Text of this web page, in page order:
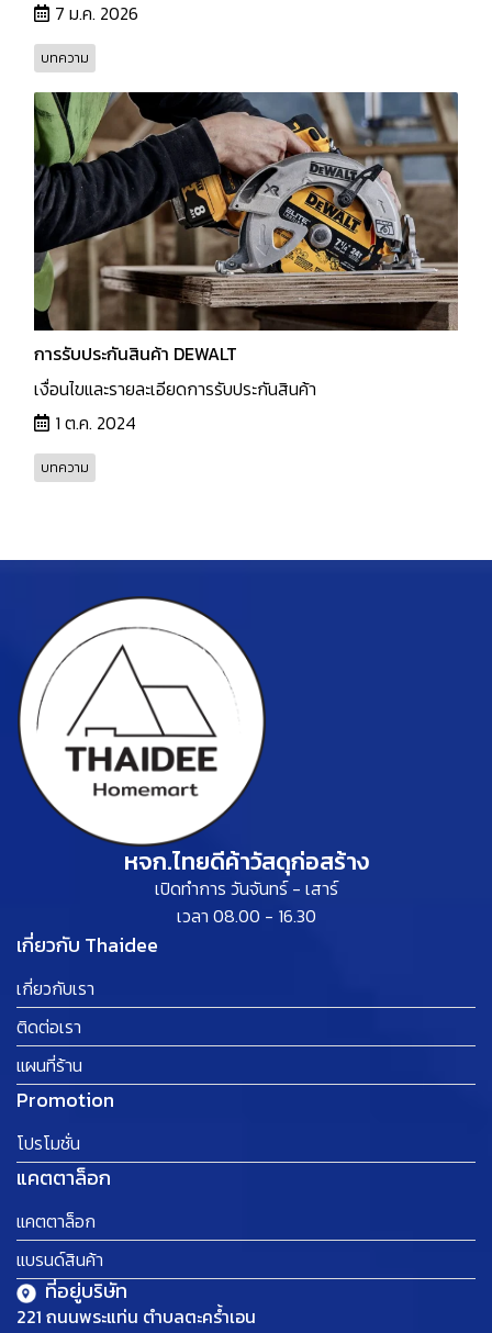
7 ม.ค. 2026
บทความ
การรับประกันสินค้า DEWALT
เงื่อนไขและรายละเอียดการรับประกันสินค้า
1 ต.ค. 2024
บทความ
หจก.ไทยดีค้าวัสดุก่อสร้าง
เปิดทำการ วันจันทร์ - เสาร์
เวลา 08.00 - 16.30
เกี่ยวกับ Thaidee
เกี่ยวกับเรา
ติดต่อเรา
แผนที่ร้าน
Promotion
โปรโมชั่น
แคตตาล็อก
แคตตาล็อก
แบรนด์สินค้า
ที่อยู่บริษัท
221 ถนนพระแท่น ตำบลตะคร้ำเอน